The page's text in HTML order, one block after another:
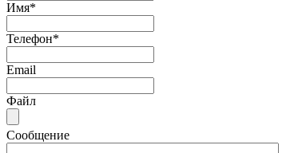
Имя*
Телефон*
Email
Файл
Сообщение